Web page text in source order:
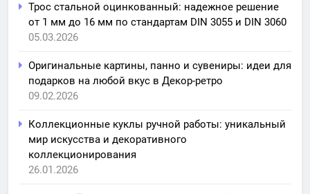
Трос стальной оцинкованный: надежное решение
от 1 мм до 16 мм по стандартам DIN 3055 и DIN 3060
05.03.2026
Оригинальные картины, панно и сувениры: идеи для
подарков на любой вкус в Декор-ретро
09.02.2026
Коллекционные куклы ручной работы: уникальный
мир искусства и декоративного
коллекционирования
26.01.2026